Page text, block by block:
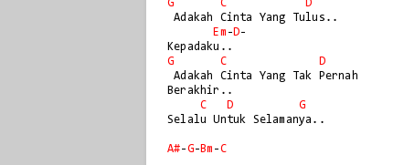
G
C
D
Adakah Cinta Yang Tulus..
Em - D-
G
C
D
Adakah Cinta Yang Tak Pernah
Berakhir..
C
D
G
Selalu Untuk Selamanya..
A#-G- Bm -C